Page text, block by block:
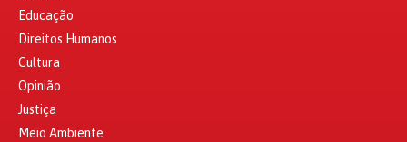
Educação
Direitos Humanos
Cultura
Opinião
Justiça
Meio Ambiente